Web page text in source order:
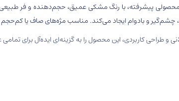
پیشرفته، با رنگ مشکی عمیق، حجم‌دهنده و فر
و بادوام ایجاد می‌کند. مناسب مژه‌های صاف یا کم‌حجم
و طراحی کاربردی، این محصول را به گزینه‌ای ایده‌آل برای